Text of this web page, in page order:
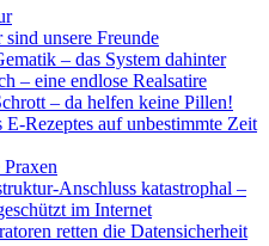
unsere Freunde
– das System dahinter
– eine endlose Realsatire
– da helfen keine Pillen!
Rezeptes auf unbestimmte Zeit
Anschluss katastrophal –
im Internet
retten die Datensicherheit